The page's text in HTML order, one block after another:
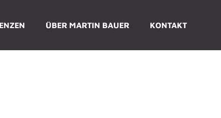
ÜBER MARTIN BAUER KONTAKT